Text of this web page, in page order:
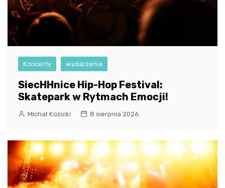
Koncerty wydarzenia
SiecHHnice Hip-Hop Festival:
Skatepark w Rytmach Emocji!
Michał Kozicki 8 sierpnia 2026